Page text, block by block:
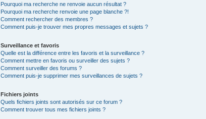
Pourquoi ma recherche ne renvoie aucun résultat ?
Pourquoi ma recherche renvoie une page blanche ?!
Comment rechercher des membres ?
Comment puis-je trouver mes propres messages et sujets ?
Surveillance et favoris
Quelle est la différence entre les favoris et la surveillance ?
Comment mettre en favoris ou surveiller des sujets ?
Comment surveiller des forums ?
Comment puis-je supprimer mes surveillances de sujets ?
Fichiers joints
Quels fichiers joints sont autorisés sur ce forum ?
Comment trouver tous mes fichiers joints ?